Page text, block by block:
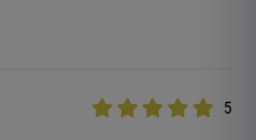
5